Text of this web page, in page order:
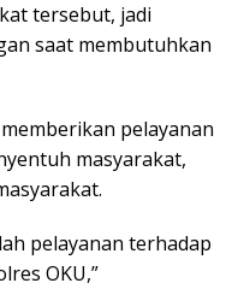
tersebut, jadi
saat membutuhkan
pelayanan
masyarakat,
pelayanan terhadap
OKU,”